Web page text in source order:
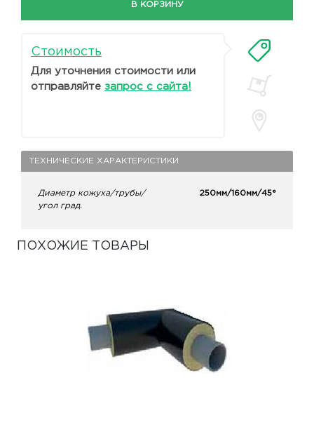
В КОРЗИНУ
Стоимость
Для уточнения стоимости или
отправляйте запрос с сайта!
ТЕХНИЧЕСКИЕ ХАРАКТЕРИСТИКИ
Диаметр кожуха/трубы/
угол град.
250мм/160мм/45°
ПОХОЖИЕ ТОВАРЫ